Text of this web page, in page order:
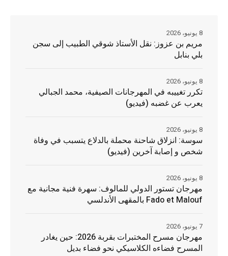
مريم بن عزوز: نقل الأستاذ شوقي الطبيب إلى سجن
بلي بنابل
8 يونيو، 2026
تكرر تغييبه في المهرجانات الصيفية، محمد الجبالي
يعرب عن غضبه (فيديو)
8 يونيو، 2026
سوسة: انزلاق شاحنة محملة بالدلاع يتسبب في وفاة
شخص و إصابة آخرين (فيديو)
8 يونيو، 2026
مهرجان تستور الدولي للمالوف: سهرة فنية مجانية مع
Fado et Malouf بالمقهى الأندلسي
8 يونيو، 2026
مهرجان مسرح المختبرات بقربة 2026: حين يغادر
المسرح فضاءه الكلاسيكي نحو فضاء بديل
7 يونيو، 2026